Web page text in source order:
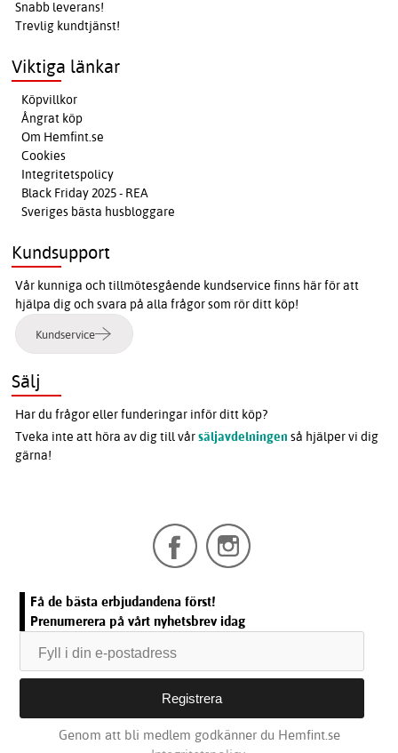
Snabb leverans!
Trevlig kundtjänst!
Viktiga länkar
Köpvillkor
Ångrat köp
Om Hemfint.se
Cookies
Integritetspolicy
Black Friday 2025 - REA
Sveriges bästa husbloggare
Kundsupport
Vår kunniga och tillmötesgående kundservice finns här för att
hjälpa dig och svara på alla frågor som rör ditt köp!
Kundservice
Sälj
Har du frågor eller funderingar inför ditt köp?
Tveka inte att höra av dig till vårsäljavdelningen så hjälper vi dig
gärna!
Få de bästa erbjudandena först!
Prenumerera på vårt nyhetsbrev idag
Genom att bli medlem godkänner du Hemfint.se